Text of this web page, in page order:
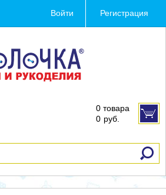
Войти Регистрация
0 товара
0 руб.